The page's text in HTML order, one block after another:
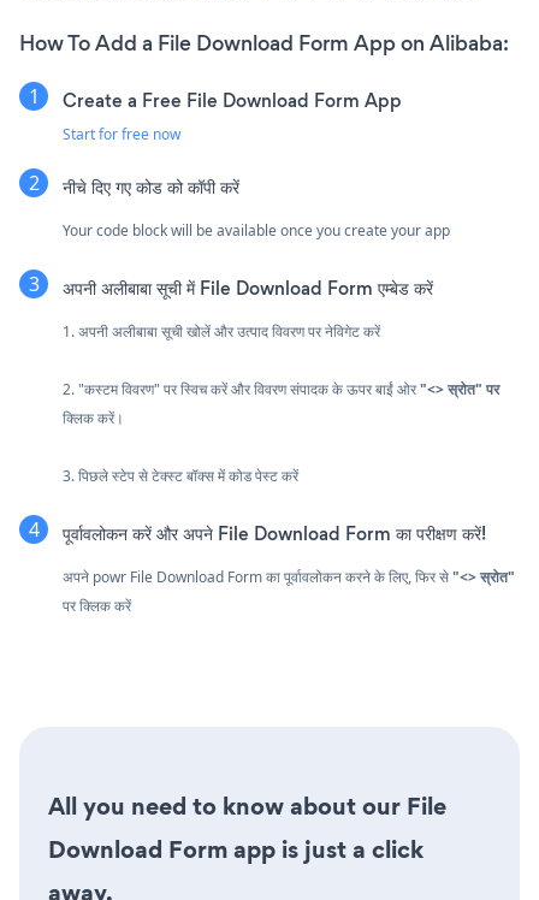
How To Add a File Download Form App on Alibaba:
Create a Free File Download Form App
Start for free now
नीचे दिए गए कोड को कॉपी करें
Your code block will be available once you create your app
अपनी अलीबाबा सूची में File Download Form एम्बेड करें
1. अपनी अलीबाबा सूची खोलें और उत्पाद विवरण पर नेविगेट करें
2. "कस्टम विवरण" पर स्विच करें और विवरण संपादक के ऊपर बाईं ओर"<> स्रोत" पर
क्लिक करें।
3. पिछले स्टेप से टेक्स्ट बॉक्स में कोड पेस्ट करें
पूर्वावलोकन करें और अपने File Download Form का परीक्षण करें!
अपने powr File Download Form का पूर्वावलोकन करने के लिए, फिर से"<> स्रोत"
पर क्लिक करें
All you need to know about our File
Download Form app is just a click
away.